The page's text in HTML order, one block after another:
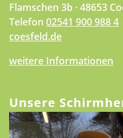
Flamschen 3b · 48653
Telefon 02541 900 988 4
coesfeld.de
weitere Informationen
Unsere